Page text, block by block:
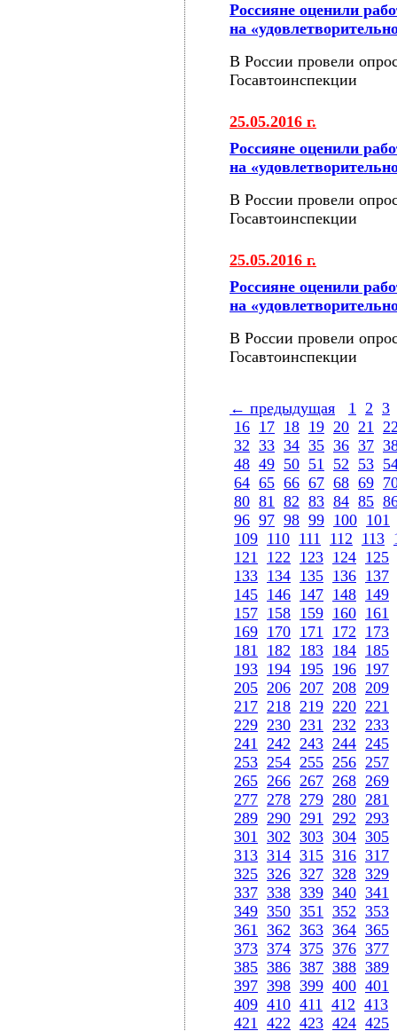
Россияне оценили
на
В России провели
Госавтоинспекции
25.05.2016 г.
Россияне оценили
на
В России провели
Госавтоинспекции
25.05.2016 г.
Россияне оценили
на
В России провели
Госавтоинспекции
← предыдущая 1 2 3
16 17 18 19 20 21
32 33 34 35 36 37
48 49 50 51 52 53
64 65 66 67 68 69
80 81 82 83 84 85
96 97 98 99 100 101
109 110 111 112 113
121 122 123 124 125
133 134 135 136 137
145 146 147 148 149
157 158 159 160 161
169 170 171 172 173
181 182 183 184 185
193 194 195 196 197
205 206 207 208 209
217 218 219 220 221
229 230 231 232 233
241 242 243 244 245
253 254 255 256 257
265 266 267 268 269
277 278 279 280 281
289 290 291 292 293
301 302 303 304 305
313 314 315 316 317
325 326 327 328 329
337 338 339 340 341
349 350 351 352 353
361 362 363 364 365
373 374 375 376 377
385 386 387 388 389
397 398 399 400 401
409 410 411 412 413
421 422 423 424 425